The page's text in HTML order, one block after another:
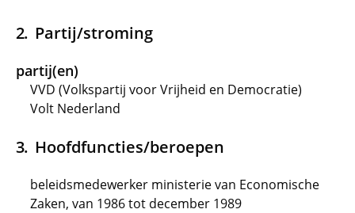
Partij/stroming
partij(en)
VVD (Volkspartij voor Vrijheid en Democratie)
Volt Nederland
Hoofdfuncties/beroepen
beleidsmedewerker ministerie van Economische
Zaken, van 1986 tot december 1989